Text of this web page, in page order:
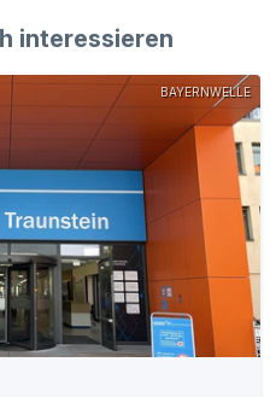
interessieren
BAYERNWELLE